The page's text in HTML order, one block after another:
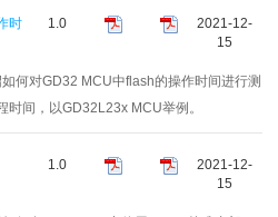
时
1.0
2021-12-
15
何对GD32 MCU中flash的操作时间进行测
间，以GD32L23x MCU举例。
1.0
2021-12-
15